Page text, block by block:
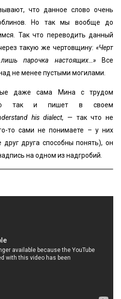
что данное слово очень
Но так мы вообще до
Так что переводить данный
такую же чертовщину: «Черт
парочка настоящих…»Все
не менее пустыми могилами.
даже сама Мина с трудом
так и пишет в своем
his dialect, — так что не
то сами не понимаете – у них
друга способны понять), он
на одном из надгробий.